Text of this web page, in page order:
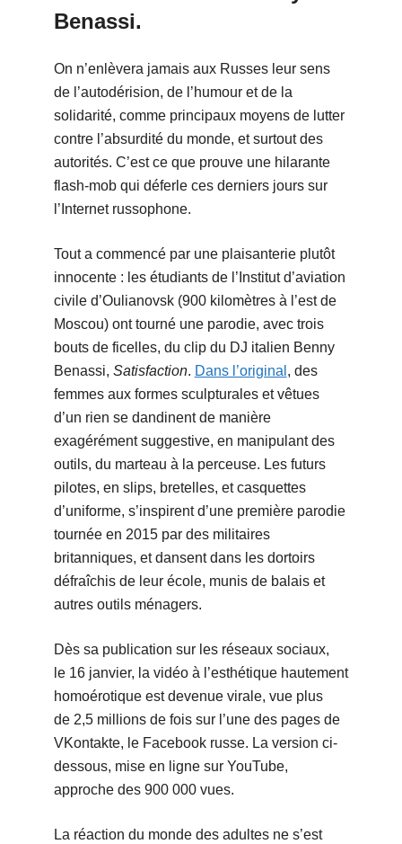
Benassi.
On n’enlèvera jamais aux Russes leur sens
de l’autodérision, de l’humour et de la
solidarité, comme principaux moyens de lutter
contre l’absurdité du monde, et surtout des
autorités. C’est ce que prouve une hilarante
flash-mob qui déferle ces derniers jours sur
l’Internet russophone.
Tout a commencé par une plaisanterie plutôt
innocente : les étudiants de l’Institut d’aviation
civile d’Oulianovsk (900 kilomètres à l’est de
Moscou) ont tourné une parodie, avec trois
bouts de ficelles, du clip du DJ italien Benny
Benassi, Satisfaction. Dans l’original , des
femmes aux formes sculpturales et vêtues
d’un rien se dandinent de manière
exagérément suggestive, en manipulant des
outils, du marteau à la perceuse. Les futurs
pilotes, en slips, bretelles, et casquettes
d’uniforme, s’inspirent d’une première parodie
tournée en 2015 par des militaires
britanniques, et dansent dans les dortoirs
défraîchis de leur école, munis de balais et
autres outils ménagers.
Dès sa publication sur les réseaux sociaux,
le 16 janvier, la vidéo à l’esthétique hautement
homoérotique est devenue virale, vue plus
de 2,5 millions de fois sur l’une des pages de
VKontakte, le Facebook russe. La version ci-
dessous, mise en ligne sur YouTube,
approche des 900 000 vues.
La réaction du monde des adultes ne s’est